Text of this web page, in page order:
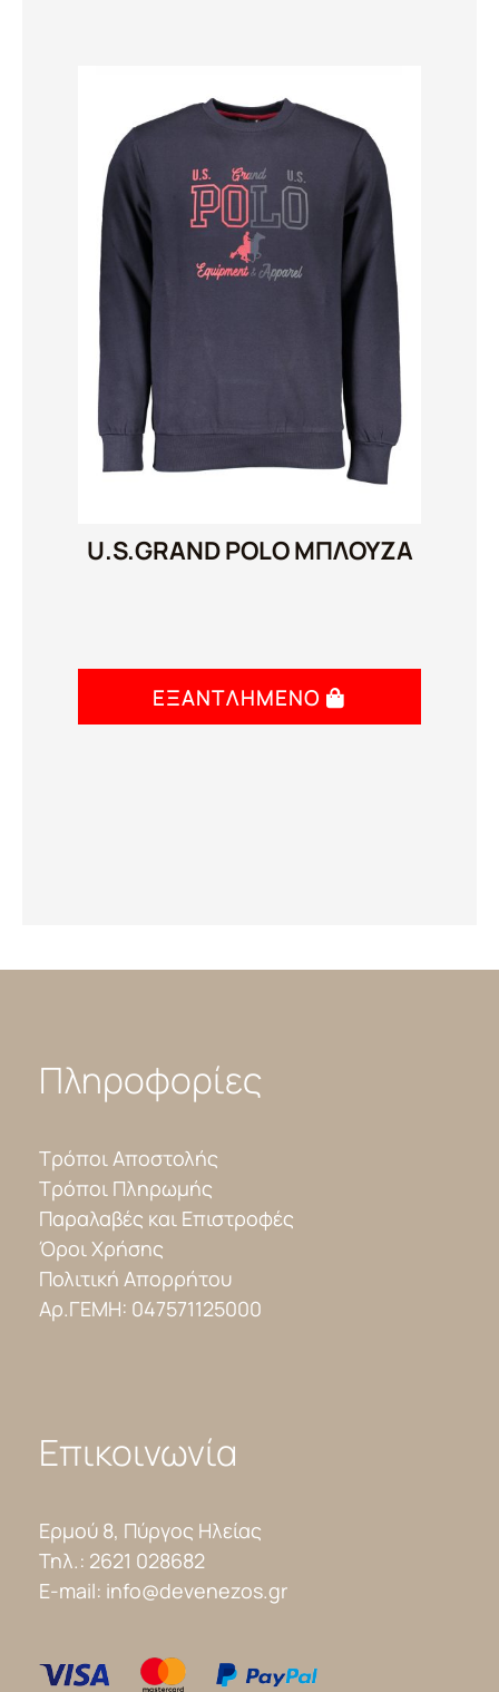
U.S.GRAND POLO ΜΠΛΟΥΖΑ
ΕΞΑΝΤΛΗΜΈΝΟ
Πληροφορίες
Τρόποι Αποστολής
Τρόποι Πληρωμής
Παραλαβές και Επιστροφές
Όροι Χρήσης
Πολιτική Απορρήτου
Αρ.ΓΕΜΗ: 047571125000
Επικοινωνία
Ερμού 8, Πύργος Ηλείας
Τηλ.: 2621 028682
E-mail: info@devenezos.gr